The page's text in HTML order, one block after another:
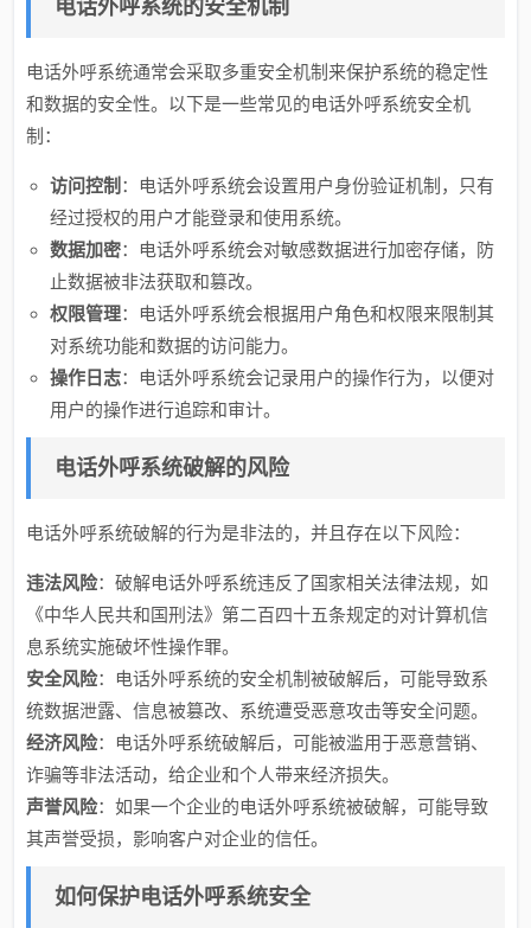
电话外呼系统的安全机制
电话外呼系统通常会采取多重安全机制来保护系统的稳定性
和数据的安全性。以下是一些常见的电话外呼系统安全机
制：
访问控制 ：电话外呼系统会设置用户身份验证机制，只有
经过授权的用户才能登录和使用系统。
数据加密：电话外呼系统会对敏感数据进行加密存储，防
止数据被非法获取和篡改。
权限管理：电话外呼系统会根据用户角色和权限来限制其
对系统功能和数据的访问能力。
操作日志：电话外呼系统会记录用户的操作行为，以便对
用户的操作进行追踪和审计。
电话外呼系统破解的风险
电话外呼系统破解的行为是非法的，并且存在以下风险：
违法风险：破解电话外呼系统违反了国家相关法律法规，如
《中华人民共和国刑法》第二百四十五条规定的对计算机信
息系统实施破坏性操作罪。
安全风险：电话外呼系统的安全机制被破解后，可能导致系
统数据泄露、信息被篡改、系统遭受恶意攻击等安全问题。
经济风险：电话外呼系统破解后，可能被滥用于恶意营销、
诈骗等非法活动，给企业和个人带来经济损失。
声誉风险：如果一个企业的电话外呼系统被破解，可能导致
其声誉受损，影响客户对企业的信任。
如何保护电话外呼系统安全